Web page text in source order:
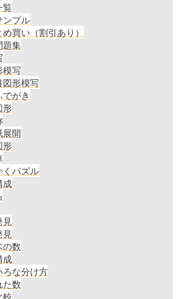
覧
ンプル
買い（割引あり）
題集
模写
図形模写
がき
形
展開
形
くパズル
成
見
見
の数
成
ろな分け方
た数
較